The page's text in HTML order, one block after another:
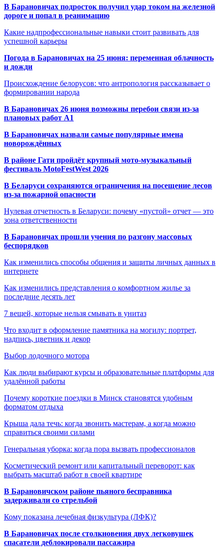
В Барановичах подросток получил удар током на железной
дороге и попал в реанимацию
Какие надпрофессиональные навыки стоит развивать для
успешной карьеры
Погода в Барановичах на 25 июня: переменная облачность
и дожди
Происхождение белорусов: что антропология рассказывает о
формировании народа
В Барановичах 26 июня возможны перебои связи из-за
плановых работ A1
В Барановичах назвали самые популярные имена
новорождённых
В районе Гати пройдёт крупный мото-музыкальный
фестиваль MotoFestWest 2026
В Беларуси сохраняются ограничения на посещение лесов
из-за пожарной опасности
Нулевая отчетность в Беларуси: почему «пустой» отчет — это
зона ответственности
В Барановичах прошли учения по разгону массовых
беспорядков
Как изменились способы общения и защиты личных данных в
интернете
Как изменились представления о комфортном жилье за
последние десять лет
7 вещей, которые нельзя смывать в унитаз
Что входит в оформление памятника на могилу: портрет,
надпись, цветник и декор
Выбор лодочного мотора
Как люди выбирают курсы и образовательные платформы для
удалённой работы
Почему короткие поездки в Минск становятся удобным
форматом отдыха
Крыша дала течь: когда звонить мастерам, а когда можно
справиться своими силами
Генеральная уборка: когда пора вызвать профессионалов
Косметический ремонт или капитальный переворот: как
выбрать масштаб работ в своей квартире
В Барановичском районе пьяного бесправника
задерживали со стрельбой
Кому показана лечебная физкультура (ЛФК)?
В Барановичах после столкновения двух легковушек
спасатели деблокировали пассажира